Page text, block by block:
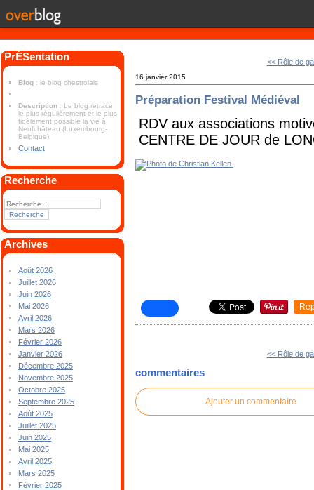
PrÉSentation
Blog : le blog chestrolais
Description : Le blog retrace
le plus régulièrement et le plus
fidèlement possible la vie à
Neufchâteau (Luxembourg-
Belgique).
Contact
Recherche
Archives
Août 2026
Juillet 2026
Juin 2026
Mai 2026
Avril 2026
Mars 2026
Février 2026
Janvier 2026
Décembre 2025
Novembre 2025
Octobre 2025
Septembre 2025
Août 2025
Juillet 2025
Juin 2025
Mai 2025
Avril 2025
Mars 2025
Février 2025
<< Rôle de
16 janvier 2015
Préparation Festival Médiéval
RDV aux associations
CENTRE DE JOUR de
<< Rôle de
commentaires
Ajouter un commentaire